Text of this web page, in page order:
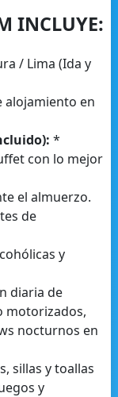
INCLUYE:
/ Lima (Ida y
alojamiento en
*
con lo mejor
el almuerzo.
de
y
diaria de
motorizados,
nocturnos en
sillas y toallas
y